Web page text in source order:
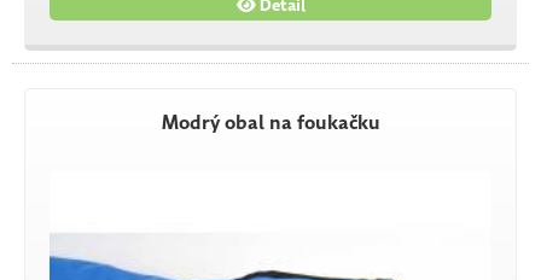
Detail
Modrý obal na foukačku